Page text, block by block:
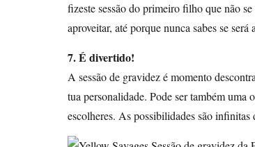
fizeste sessão do primeiro filho que não
aproveitar, até porque nunca sabes se será
7. É divertido!
A sessão de gravidez é momento
tua personalidade. Pode ser também uma
escolheres. As possibilidades são infinitas